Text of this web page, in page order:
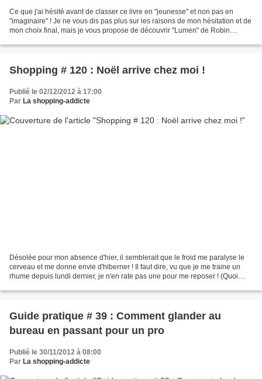
Ce que j'ai hésité avant de classer ce livre en "jeunesse" et non pas en
"imaginaire" ! Je ne vous dis pas plus sur les raisons de mon hésitation et de
mon choix final, mais je vous propose de découvrir "Lumen" de Robin
Shopping # 120 : Noël arrive chez moi !
Publié le 02/12/2012 à 17:00
Par La shopping-addicte
Désolée pour mon absence d'hier, il semblerait que le froid me paralyse le
cerveau et me donne envie d'hiberner ! Il faut dire, vu que je me traine un
rhume depuis lundi dernier, je n'en rate pas une pour me reposer ! (Quoi
Guide pratique # 39 : Comment glander au
bureau en passant pour un pro
Publié le 30/11/2012 à 08:00
Par La shopping-addicte